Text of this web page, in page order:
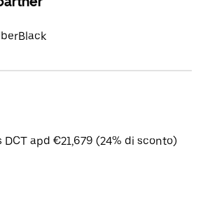
DCT apd €21,679 (24% di sconto)